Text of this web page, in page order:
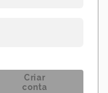
Criar
conta